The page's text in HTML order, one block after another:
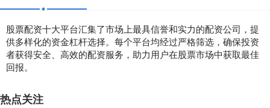
股票配资十大平台汇集了市场上最具信誉和实力的配资公司，提
供多样化的资金杠杆选择。每个平台均经过严格筛选，确保投资
者获得安全、高效的配资服务，助力用户在股票市场中获取最佳
回报。
热点关注